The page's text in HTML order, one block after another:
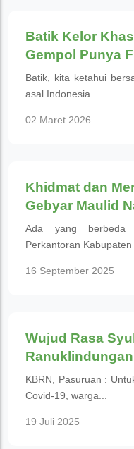
Batik Kelor
Gempol Punya
Batik, kita ketahui
asal Indonesia...
02 Maret 2026
Khidmat dan
Gebyar Maulid
Ada yang berbeda
Perkantoran Kabupaten
16 September 2025
Wujud Rasa
Ranuklindungan
KBRN, Pasuruan :
Covid-19, warga...
19 Juli 2025